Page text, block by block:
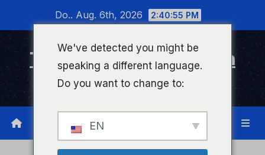
wechseln
Do.. Aug. 6th, 2026 2:40:56 PM
Timeline Bad Kreuznach
Infonetzwerk für Bad Kreuznach
We've detected you might be
speaking a different language.
Do you want to change to:
EN